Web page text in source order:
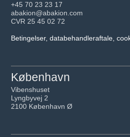
+45 70 23 23 17
abakion@abakion.com
CVR 25 45 02 72
Betingelser, databehandleraftale,
København
Vibenshuset
Lyngbyvej 2
2100 København Ø